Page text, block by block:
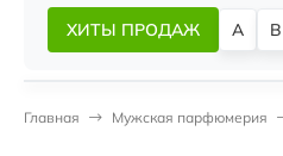
ХИТЫ ПРОДАЖ A B
Главная Мужская парфюмерия